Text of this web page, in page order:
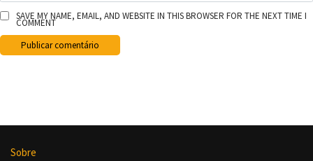
SAVE MY NAME, EMAIL, AND WEBSITE IN THIS BROWSER FOR THE NEXT TIME I
COMMENT
Sobre